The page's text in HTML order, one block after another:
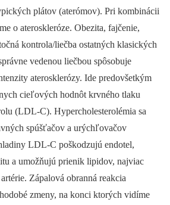
plátov (aterómov). Pri kombinácii
o ateroskleróze. Obezita, fajčenie,
kontrola/liečba ostatných klasických
vedenou liečbou spôsobuje
aterosklerózy. Ide predovšetkým
cieľových hodnôt krvného tlaku
(LDL-C). Hypercholesterolémia sa
spúšťačov a urýchľovačov
LDL-C poškodzujú endotel,
a umožňujú prienik lipidov, najviac
Zápalová obranná reakcia
zmeny, na konci ktorých vidíme